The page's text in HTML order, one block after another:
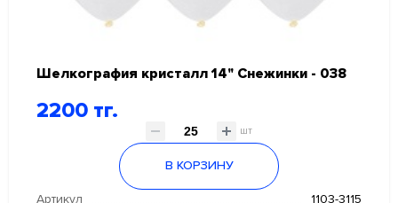
Шелкография кристалл 14" Снежинки - 038
2200 тг.
шт
В КОРЗИНУ
Артикул 1103-3115